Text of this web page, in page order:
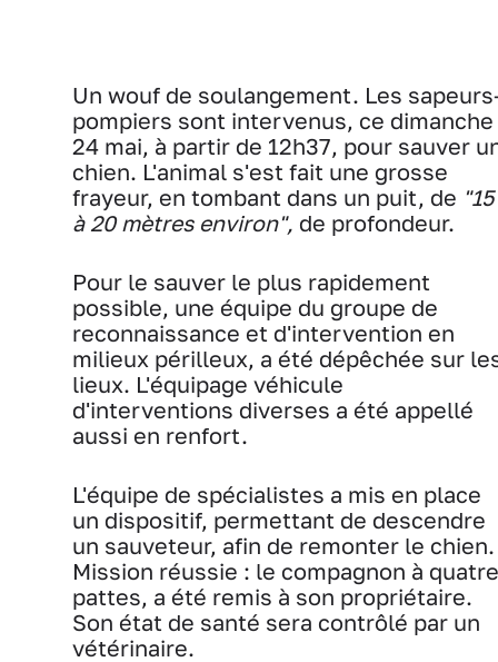
Un wouf de soulangement. Les
pompiers sont intervenus, ce dimanche
24 mai, à partir de 12h37, pour sauver
chien. L'animal s'est fait une grosse
frayeur, en tombant dans un puit, de "15
à 20 mètres environ", de profondeur.
Pour le sauver le plus rapidement
possible, une équipe du groupe de
reconnaissance et d'intervention en
milieux périlleux, a été dépêchée sur
lieux. L'équipage véhicule
d'interventions diverses a été appellé
aussi en renfort.
L'équipe de spécialistes a mis en place
un dispositif, permettant de descendre
un sauveteur, afin de remonter le chien.
Mission réussie : le compagnon à quatre
pattes, a été remis à son propriétaire.
Son état de santé sera contrôlé par un
vétérinaire.